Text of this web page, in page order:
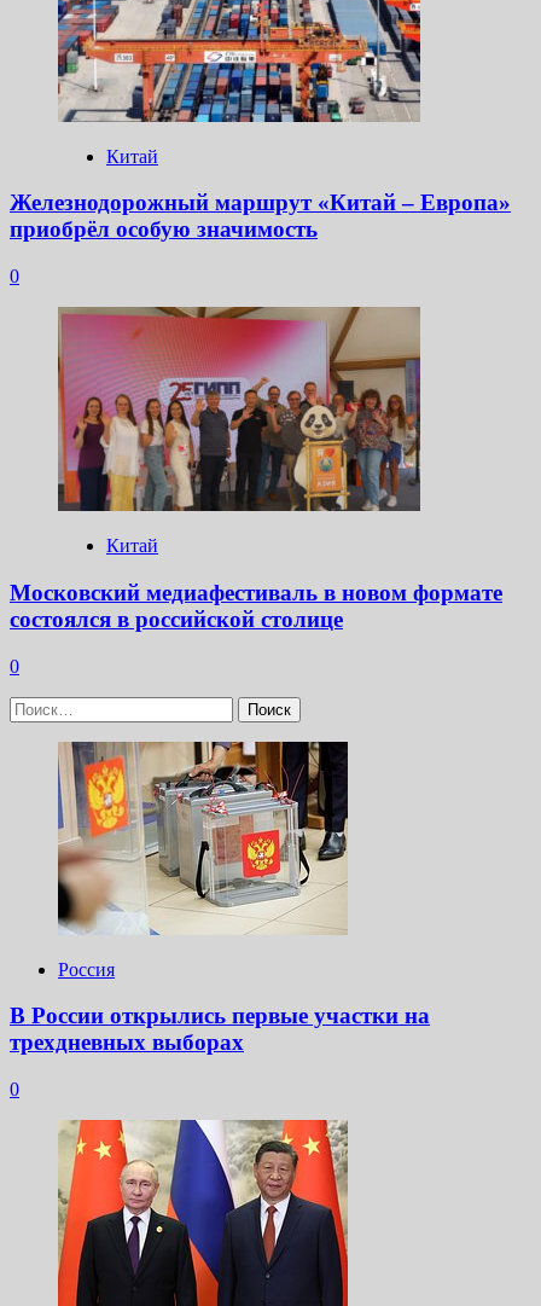
Китай
Железнодорожный маршрут «Китай – Европа»
приобрёл особую значимость
0
Китай
Московский медиафестиваль в новом формате
состоялся в российской столице
0
Найти:
Россия
В России открылись первые участки на
трехдневных выборах
0